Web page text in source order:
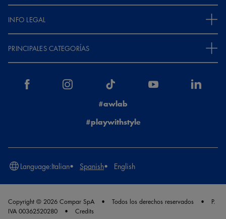
INFO LEGAL
PRINCIPALES CATEGORÍAS
#awlab
#playwithstyle
Language:Italian Spanish English
Copyright © 2026 Compar SpA Todos los derechos reservados
P.
IVA 00362520280
Credits